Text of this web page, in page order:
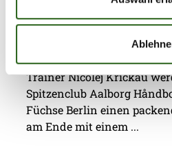
Das vierte Testspiel seit
Vorbereitung auf die
erste Standortbestimmung
Trainer Nicolej Krickau
Spitzenclub Aalborg
Füchse Berlin einen
am Ende mit einem ...